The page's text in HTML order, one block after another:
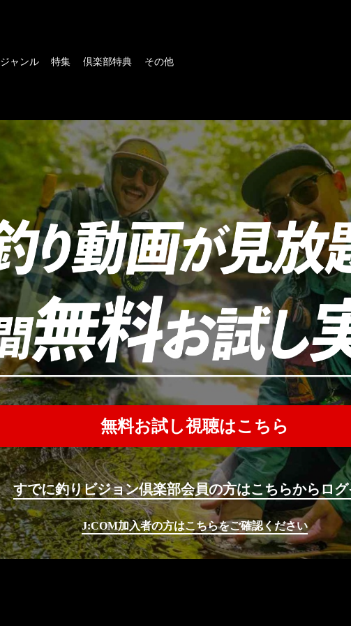
ジャンル 特集 倶楽部特典 その他
無料お試し視聴はこちら
すでに釣りビジョン倶楽部会員の方はこちらからロ
J:COM加入者の方はこちらをご確認ください